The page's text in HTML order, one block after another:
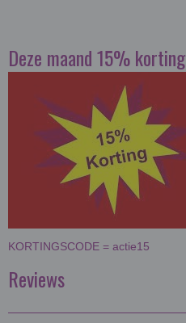
Deze maand 15% korting
KORTINGSCODE = actie15
Reviews